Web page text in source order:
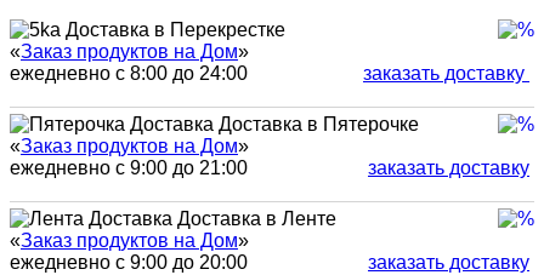
Доставка в Перекрестке
«Заказ продуктов на Дом»
ежедневно с 8:00 до 24:00
заказать доставку
Доставка в Пятерочке
«Заказ продуктов на Дом»
ежедневно с 9:00 до 21:00
заказать доставку
Доставка в Ленте
«Заказ продуктов на Дом»
ежедневно с 9:00 до 20:00
заказать доставку